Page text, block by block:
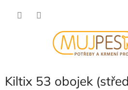
Kiltix 53 obojek